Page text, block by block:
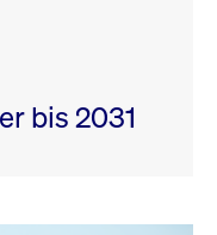
bis 2031